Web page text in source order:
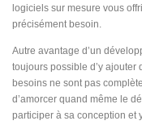
logiciels sur mesure vous
précisément besoin.
Autre avantage d’un
toujours possible d’y
besoins ne sont pas
d’amorcer quand même le
participer à sa conception et